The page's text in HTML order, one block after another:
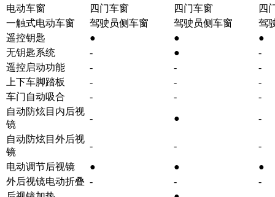
电动车窗
四门车窗 四门车窗
四
一触式电动车窗
驾驶员侧车窗 驾驶员侧车窗
驾
遥控钥匙
● ●
●
无钥匙系统
- ●
-
遥控启动功能
- -
-
上下车脚踏板
- -
-
车门自动吸合
- -
-
自动防炫目内后视
镜
- ●
-
自动防炫目外后视
镜
- -
-
电动调节后视镜
● ●
●
外后视镜电动折叠 - -
-